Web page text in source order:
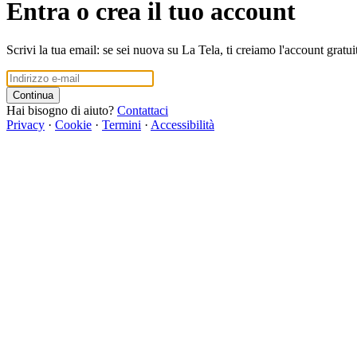
Entra o crea il tuo account
Scrivi la tua email: se sei nuova su La Tela, ti creiamo l'account
Continua
Hai bisogno di aiuto? Contattaci
Privacy · Cookie · Termini · Accessibilità